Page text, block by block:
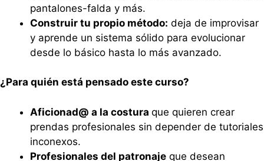
pantalones-falda y más.
Construir tu propio método: deja de improvisar
y aprende un sistema sólido para evolucionar
desde lo básico hasta lo más avanzado.
¿Para quién está pensado este curso?
Aficionad@ a la costura que quieren crear
prendas profesionales sin depender de tutoriales
inconexos.
Profesionales del patronaje que desean